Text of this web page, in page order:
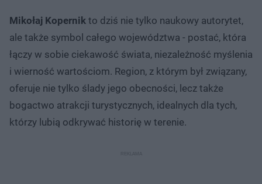
Mikołaj Kopernik to dziś nie tylko naukowy autorytet,
ale także symbol całego województwa - postać, która
łączy w sobie ciekawość świata, niezależność myślenia
i wierność wartościom. Region, z którym był związany,
oferuje nie tylko ślady jego obecności, lecz także
bogactwo atrakcji turystycznych, idealnych dla tych,
którzy lubią odkrywać historię w terenie.